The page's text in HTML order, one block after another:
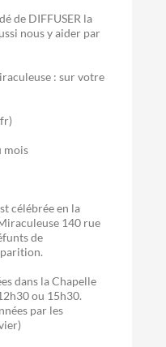
de DIFFUSER la
nous y aider par
: sur votre
mois
célébrée en la
140 rue
de
dans la Chapelle
ou 15h30.
par les